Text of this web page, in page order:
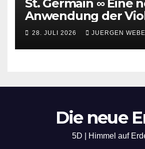
St. Germain ∞ Eine
Anwendung der
Flamme
28. JULI 2026 JUERGEN
Die neue
5D | Himmel auf